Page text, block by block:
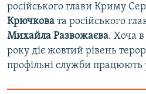
російського глави Криму
Крючкова та російського
Михайла Развожаєва. Хоча в
року діє жовтий рівень
профільні служби